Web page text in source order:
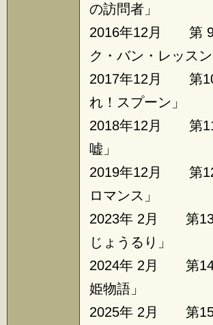
の訪問者」
2016年12月 第 9
ク・バン・レッスン
2017年12月 第
れ！スプーン」
2018年12月 第11
嘘」
2019年12月 第12
ロマンス」
2023年 2月 第13
じょうるり」
2024年 2月 第14
姫物語」
2025年 2月 第15